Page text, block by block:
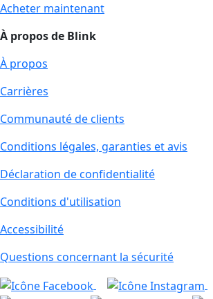
Acheter maintenant
À propos de Blink
À propos
Carrières
Communauté de clients
Conditions légales, garanties et avis
Déclaration de confidentialité
Conditions d'utilisation
Accessibilité
Questions concernant la sécurité